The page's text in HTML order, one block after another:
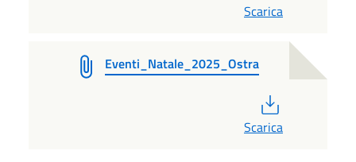
Scarica
Eventi_Natale_2025_Ostra
Scarica